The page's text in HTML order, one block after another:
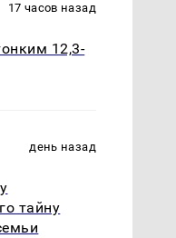
17 часов назад
12,3-
день назад
тайну